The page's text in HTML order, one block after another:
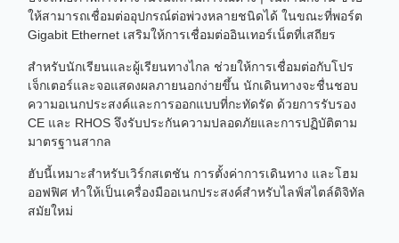
ให้สามารถเชื่อมต่ออุปกรณ์ต่อพ่วงหลายชนิดได้ ในขณะที่พอร์ต
Gigabit Ethernet เสริมให้การเชื่อมต่ออินเทอร์เน็ตที่เสถียร
สำหรับนักเรียนและผู้เรียนทางไกล ช่วยให้การเชื่อมต่อกับโปร
เจ็กเตอร์และจอแสดงผลภายนอกง่ายขึ้น นักเดินทางจะชื่นชอบ
ความอเนกประสงค์และการออกแบบที่กะทัดรัด ด้วยการรับรอง
CE และ RHOS จึงรับประกันความปลอดภัยและการปฏิบัติตาม
มาตรฐานสากล
ฮับนี้เหมาะสำหรับเวิร์กสเตชัน การตั้งค่าการเดินทาง และโฮม
ออฟฟิศ ทำให้เป็นเครื่องมืออเนกประสงค์สำหรับไลฟ์สไตล์ดิจิทัล
สมัยใหม่